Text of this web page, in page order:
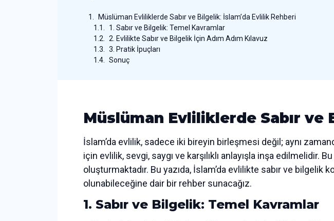
Müslüman Evliliklerde Sabır ve Bilgelik: İslam’da Evlilik Rehberi
1. Sabır ve Bilgelik: Temel Kavramlar
2. Evlilikte Sabır ve Bilgelik İçin Adım Adım Kılavuz
3. Pratik İpuçları
Sonuç
Müslüman Evliliklerde Sabır
İslam’da evlilik, sadece iki bireyin birleşmesi değil; aynı
için evlilik, sevgi, saygı ve karşılıklı anlayışla inşa edilmelidir.
oluşturmaktadır. Bu yazıda, İslam’da evlilikte sabır ve bilgelik
olunabileceğine dair bir rehber sunacağız.
1. Sabır ve Bilgelik: Temel Kavramlar